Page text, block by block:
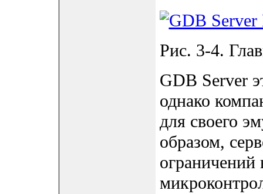
Рис. 3-4.
GDB Server
однако
для своего
образом,